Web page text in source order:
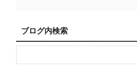
ブログ内検索